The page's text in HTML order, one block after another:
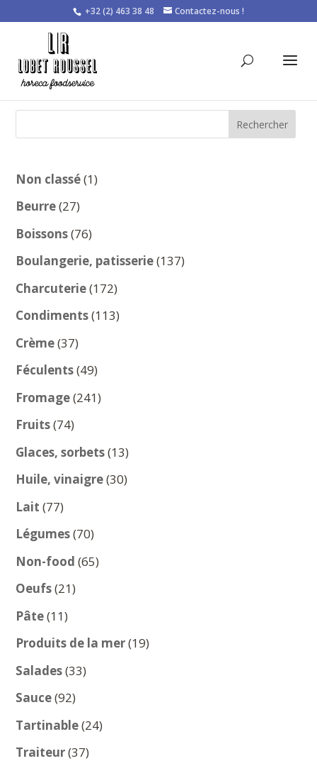
+32 (2) 463 38 48 Contactez-nous !
Rechercher
Non classé 11
Beurre 2727
produits
Boissons 7676
produits
Boulangerie, patisserie 137137
Charcuterie 172172
produits
Condiments 113113
Crème 3737
produits
Féculents 4949
produits
Fromage 241241
Fruits 7474
produits
Glaces, sorbets 1313
produits
Huile, vinaigre 3030
Lait 7777
produits
Légumes 7070
produits
Non-food 6565
Oeufs 2121
Pâte 1111
produits
Produits de la mer 1919
Salades 3333
Sauce 9292
produits
Tartinable 2424
Traiteur 3737